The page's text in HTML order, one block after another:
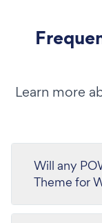
Learn more
Will any
Theme for